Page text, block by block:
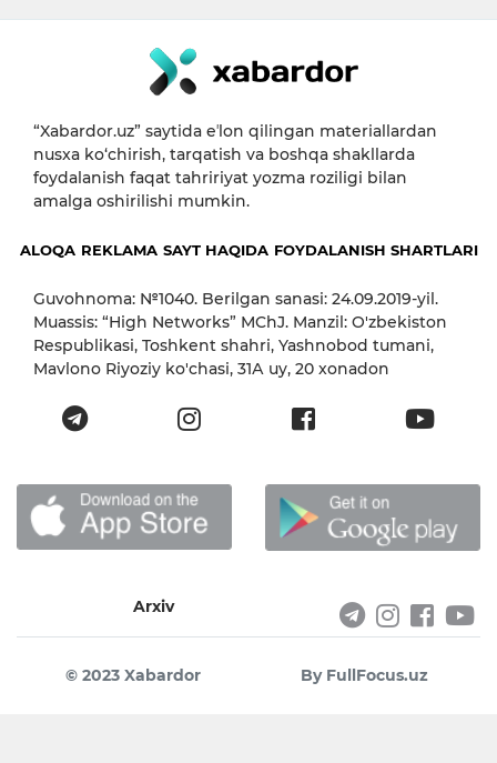
“Xabardor.uz” saytida eʼlon qilingan materiallardan
nusxa ko‘chirish, tarqatish va boshqa shakllarda
foydalanish faqat tahririyat yozma roziligi bilan
amalga oshirilishi mumkin.
ALOQA REKLAMA SAYT HAQIDA FOYDALANISH SHARTLARI
Guvohnoma: №1040. Berilgan sanasi: 24.09.2019-yil.
Muassis: “High Networks” MChJ. Manzil: O'zbekiston
Respublikasi, Toshkent shahri, Yashnobod tumani,
Mavlono Riyoziy ko'chasi, 31А uy, 20 xonadon
Arxiv
© 2023 Xabardor By FullFocus.uz